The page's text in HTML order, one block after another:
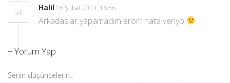
53
Halil 16 Şubat 2013, 16:56
Arkadaslar yapamadım erorr hata veriyo
+Yorum Yap